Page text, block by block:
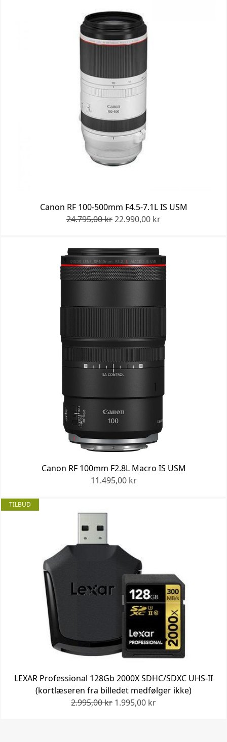
Canon RF 100-500mm F4.5-7.1L IS USM
24.795,00 kr22.990,00 kr
Canon RF 100mm F2.8L Macro IS USM
11.495,00 kr
LEXAR Professional 128Gb 2000X SDHC/SDXC UHS-II
(kortlæseren fra billedet medfølger ikke)
2.995,00 kr 1.995,00 kr
TILBUD